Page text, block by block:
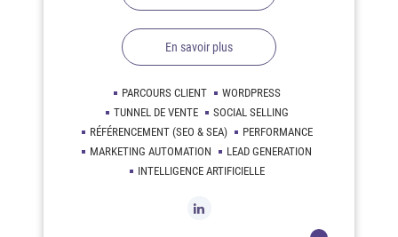
En savoir plus
PARCOURS CLIENT
WORDPRESS
TUNNEL DE VENTE
SOCIAL SELLING
RÉFÉRENCEMENT (SEO & SEA)
PERFORMANCE
MARKETING AUTOMATION
LEAD GENERATION
INTELLIGENCE ARTIFICIELLE